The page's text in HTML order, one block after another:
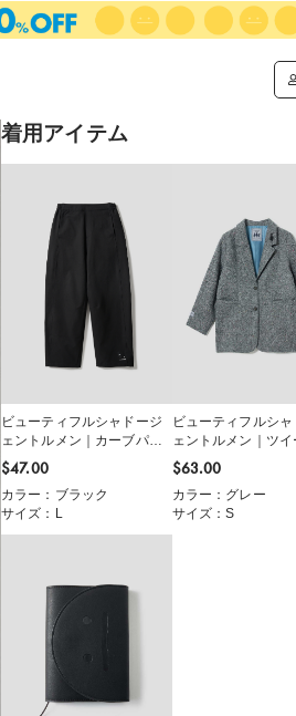
着用アイテム
ビューティフルシャドージ
ェントルメン｜カーブパン
ツ
$‌47.00
カラー：ブラック
サイズ：L
ビューティフルシャ
ェントルメン｜ツイ
ャケット
$‌63.00
カラー：グレー
サイズ：S